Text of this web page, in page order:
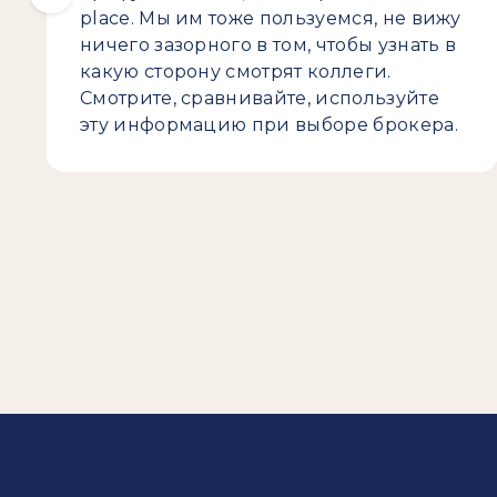
place. Мы им тоже пользуемся, не вижу
ничего зазорного в том, чтобы узнать в
какую сторону смотрят коллеги.
Смотрите, сравнивайте, используйте
эту информацию при выборе брокера.